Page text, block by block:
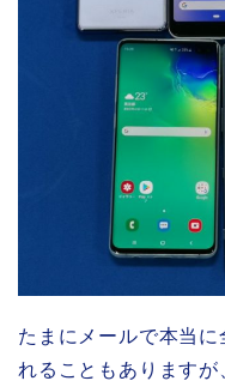
たまにメールで本当
れることもあります